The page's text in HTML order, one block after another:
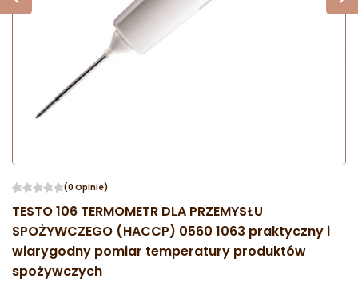
(0 Opinie)
TESTO 106 TERMOMETR DLA PRZEMYSŁU
SPOŻYWCZEGO (HACCP) 0560 1063 praktyczny i
wiarygodny pomiar temperatury produktów
spożywczych